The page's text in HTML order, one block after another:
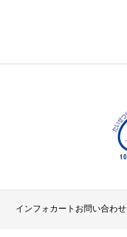
インフォカートお問い合わせ